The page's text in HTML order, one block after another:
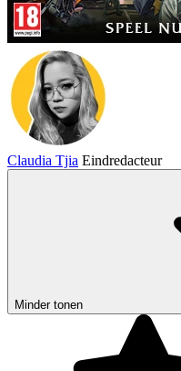
Claudia Tjia Eindredacteur
Minder tonen